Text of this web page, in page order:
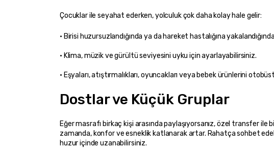
Çocuklar ile seyahat ederken, yolculuk çok daha kolay hale gelir:
• Eşyaları, atıştırmalıkları, oyuncakları veya bebek ürünlerini
Dostlar ve Küçük Gruplar
Eğer masrafı birkaç kişi arasında paylaşıyorsanız, özel transfer
zamanda, konfor ve esneklik katlanarak artar. Rahatça sohbet
huzur içinde uzanabilirsiniz.